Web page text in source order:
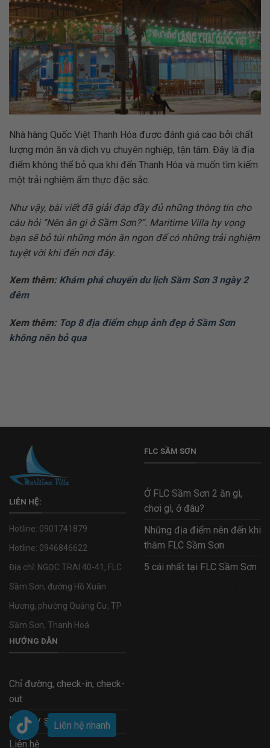
Nhà hàng Quốc Việt Thanh Hóa được đánh giá cao bởi chất
lượng món ăn và dịch vụ chuyên nghiệp, tận tâm. Đây là địa
điểm không thể bỏ qua khi đến Thanh Hóa và muốn tìm kiếm
một trải nghiệm ẩm thực đặc sắc.
Như vậy, bài viết đã giải đáp đầy đủ những thông tin cho
câu hỏi “Nên ăn gì ở Sầm Sơn?”. Maritime Villa hy vọng
bạn sẽ bỏ túi những món ăn ngon để có những trải nghiệm
tuyệt vời khi đến nơi đây.
Xem thêm: Khám phá chuyến du lịch Sầm Sơn 3 ngày 2
đêm
Xem thêm: Top 8 địa điểm chụp ảnh đẹp ở Sầm Sơn
không nên bỏ qua
LIÊN HỆ:
Hotline: 0901741879
Hotline: 0946846622
Địa chỉ: NGỌC TRAI 40-41, FLC
Sầm Sơn, đường Hồ Xuân
Hương, phường Quảng Cư, TP
Sầm Sơn, Thanh Hoá
FLC SẦM SƠN
Ở FLC Sầm Sơn 2 ăn gì,
chơi gì, ở đâu?
Những địa điểm nên đến khi
thăm FLC Sầm Sơn
5 cái nhất tại FLC Sầm Sơn
HƯỚNG DẪN
Chỉ đường, check-in, check-
out
Nội quy sử dụng căn hộ
Liên hệ
Liên hệ nhanh